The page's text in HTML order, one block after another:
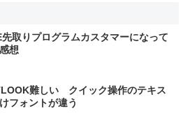
先取りプログラムカスタマーになって
想
難しい クイック操作のテキス
フォントが違う